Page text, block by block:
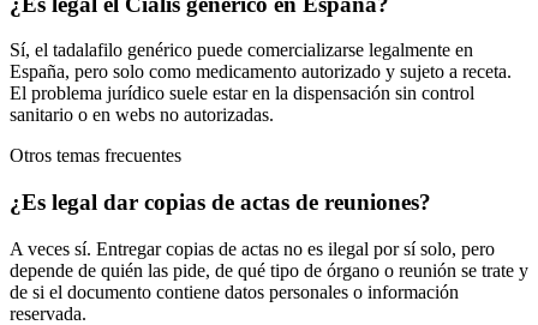
Sí, el tadalafilo genérico puede comercializarse legalmente en
España, pero solo como medicamento autorizado y sujeto a receta.
El problema jurídico suele estar en la dispensación sin control
sanitario o en webs no autorizadas.
Otros temas frecuentes
¿Es legal dar copias de actas de reuniones?
A veces sí. Entregar copias de actas no es ilegal por sí solo, pero
depende de quién las pide, de qué tipo de órgano o reunión se trate y
de si el documento contiene datos personales o información
reservada.